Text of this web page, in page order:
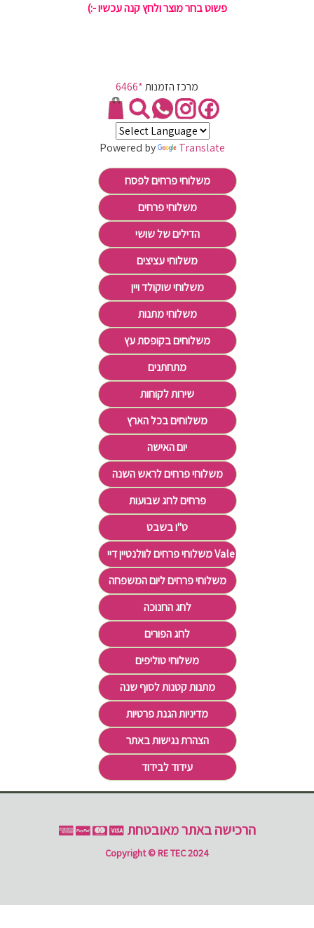
פשוט בחר מוצר ולחץ קנה עכשיו -:)
מרכז הזמנות*6466
Powered by Translate
משלוחי פרחים לפסח
משלוחי פרחים
הדילים של שושי
משלוחי עציצים
משלוחי שוקולד ויין
משלוחי מתנות
משלוחים בקופסת עץ
מתחתנים
שירות לקוחות
משלוחים בכל הארץ
יום האישה
משלוחי פרחים לראש השנה
פרחים לחג שבועות
ט"ו בשבט
משלוחי פרחים לוולנטיין דיי Valentine's Day
משלוחי פרחים ליום המשפחה
לחג החנוכה
לחג הפורים
משלוחי טוליפים
מתנות קטנות לסוף שנה
מדיניות הגנת פרטיות
הצהרת נגישות באתר
עידוד לבידוד
הרכישה באתר מאובטחת
Copyright © RE TEC 2024